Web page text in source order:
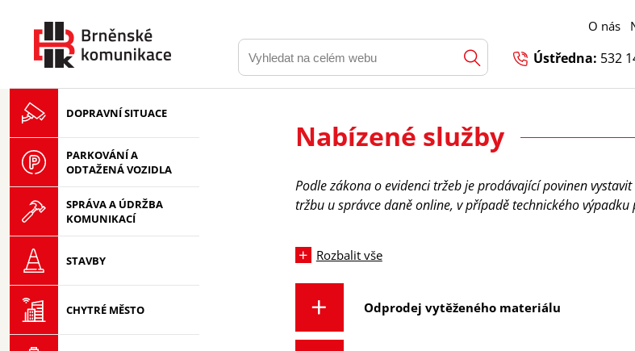
O nás
Ústředna: 532
Nabízené služby
Podle zákona o evidenci tržeb je prodávající povinen
tržbu u správce daně online, v případě technického
Rozbalit vše
Odprodej vytěženého materiálu
DOPRAVNÍ SITUACE
PARKOVÁNÍ A
ODTAŽENÁ VOZIDLA
SPRÁVA A ÚDRŽBA
KOMUNIKACÍ
STAVBY
CHYTRÉ MĚSTO